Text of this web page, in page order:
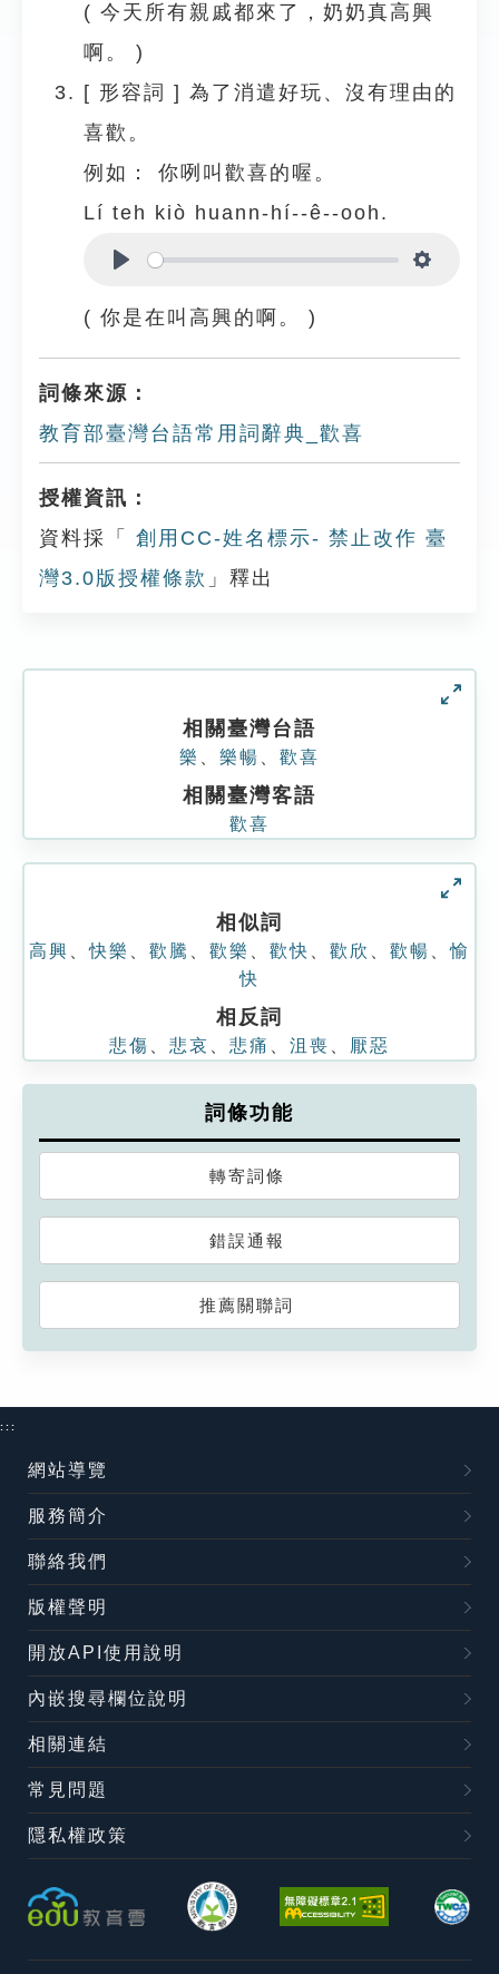
( 今天所有親戚都來了，奶奶真高興
啊。 )
[ 形容詞 ] 為了消遣好玩、沒有理由的
喜歡。
例如：
你咧叫歡喜的喔。
Lí teh kiò huann-hí--ê--ooh.
( 你是在叫高興的啊。 )
詞條來源：
教育部臺灣台語常用詞辭典_歡喜
授權資訊：
資料採「
創用CC-姓名標示- 禁止改作 臺
灣3.0版授權條款 」釋出
相關臺灣台語
樂 樂暢 歡喜
相關臺灣客語
歡喜
相似詞
高興 、快樂 歡騰 歡樂 歡快 歡欣 歡暢 、愉
快
相反詞
悲傷 悲哀 悲痛 沮喪 厭惡
詞條功能
轉寄詞條
錯誤通報
推薦關聯詞
:::
網站導覽
服務簡介
聯絡我們
版權聲明
開放API使用說明
內嵌搜尋欄位說明
相關連結
常見問題
隱私權政策